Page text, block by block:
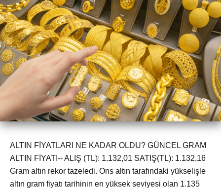
ALTIN FİYATLARI NE KADAR OLDU? GÜNCEL GRAM
ALTIN FİYATI-- ALIŞ (TL): 1.132,01 SATIŞ(TL): 1.132,16
Gram altın rekor tazeledi. Ons altın tarafındaki yükselişle
altın gram fiyatı tarihinin en yüksek seviyesi olan 1.135